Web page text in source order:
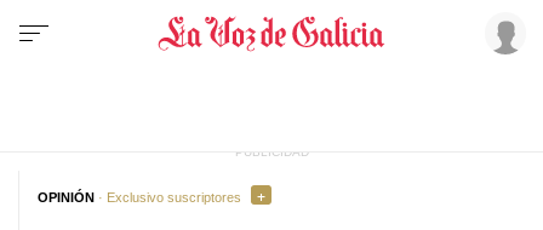
OPINIÓN · Exclusivo suscriptores